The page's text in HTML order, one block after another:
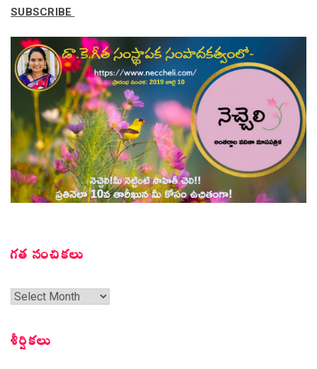
SUBSCRIBE
గత సంచికలు
గత
శీర్షికలు